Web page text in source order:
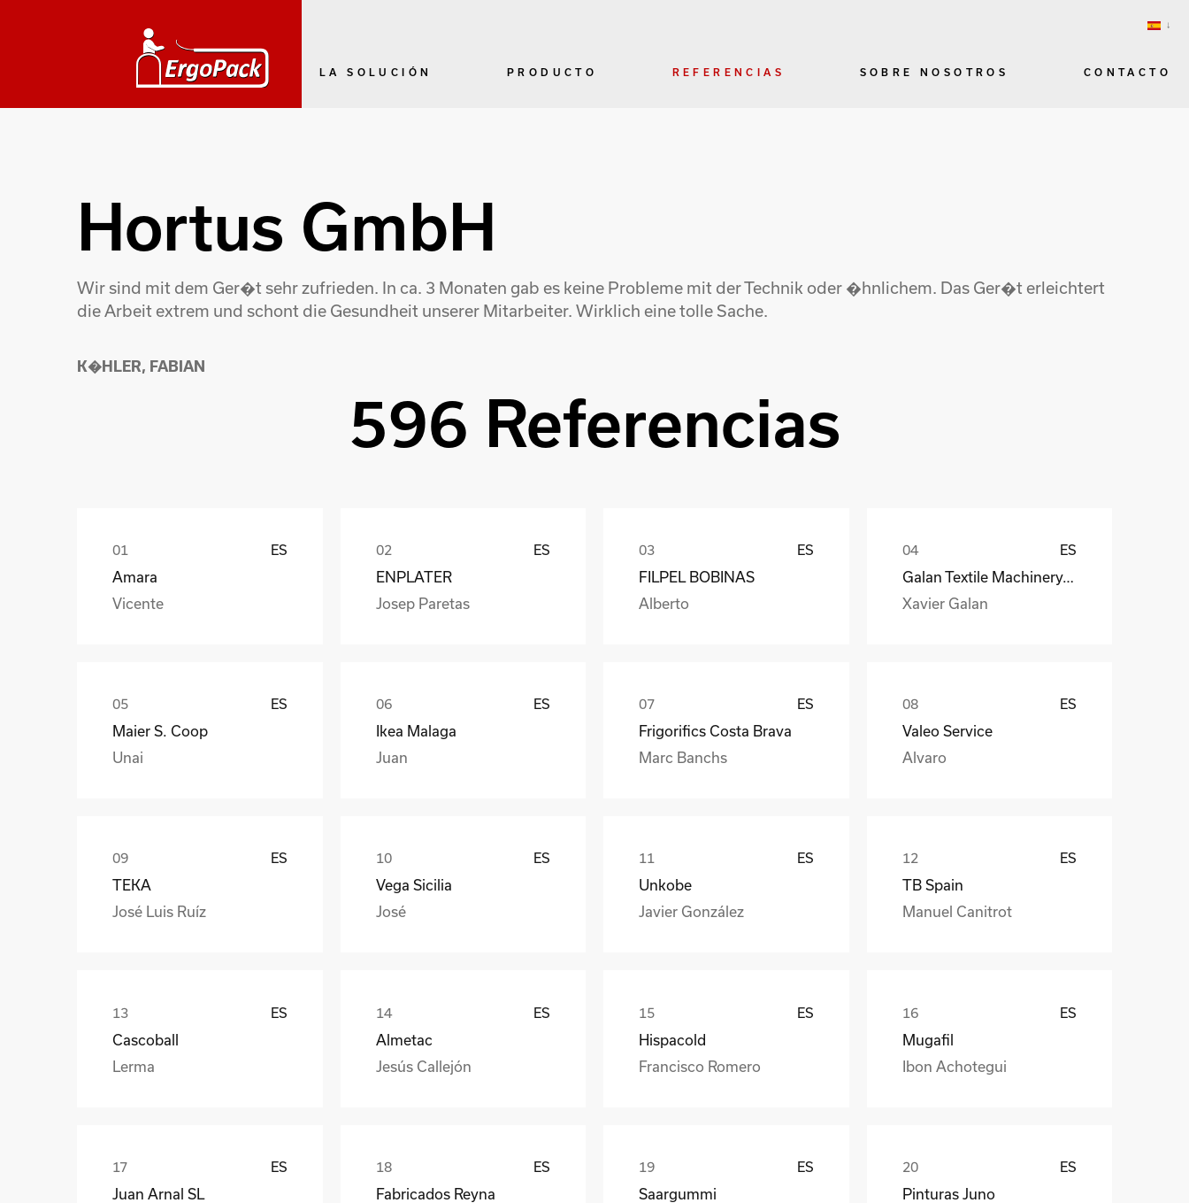
LA SOLUCIÓN PRODUCTO REFERENCIAS SOBRE NOSOTROS CONTACTO
Hortus GmbH
Wir sind mit dem Ger�t sehr zufrieden. In ca. 3 Monaten gab es keine Probleme mit der Technik oder �hnlichem. Das Ger�t erleichtert
die Arbeit extrem und schont die Gesundheit unserer Mitarbeiter. Wirklich eine tolle Sache.
K�HLER, FABIAN
596 Referencias
ES
Amara
Vicente
ES
ENPLATER
Josep Paretas
ES
FILPEL BOBINAS
Alberto
ES
Galan Textile Machinery, S.L.
Xavier Galan
ES
Maier S. Coop
Unai
ES
Ikea Malaga
Juan
ES
Frigorifics Costa Brava
Marc Banchs
ES
Valeo Service
Alvaro
ES
TEKA
José Luis Ruíz
ES
Vega Sicilia
José
ES
Unkobe
Javier González
ES
TB Spain
Manuel Canitrot
ES
Cascoball
Lerma
ES
Almetac
Jesús Callejón
ES
Hispacold
Francisco Romero
ES
Mugafil
Ibon Achotegui
ES
Juan Arnal SL
ES
Fabricados Reyna
ES
Saargummi
ES
Pinturas Juno